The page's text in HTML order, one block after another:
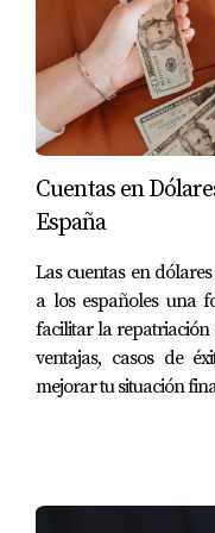
contar. Una
y la biodiversidad del
que se traduce en
reservas y, por ende,
sólido y predecible.
"La cultura no
esencia
propiedad
vender."
Preguntas
1. ¿Qué actividades
Desde exhibiciones
Cuentas en
España
Las cuentas en
a los españoles una
facilitar la repatriación
ventajas, casos de
mejorar tu situación